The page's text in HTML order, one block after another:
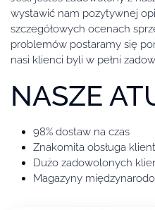
wystawić nam pozytywnej
szczegółowych ocenach
problemów postaramy się
nasi klienci byli w pełni
NASZE
98% dostaw na czas
Znakomita obsługa
Dużo zadowolonych
Magazyny